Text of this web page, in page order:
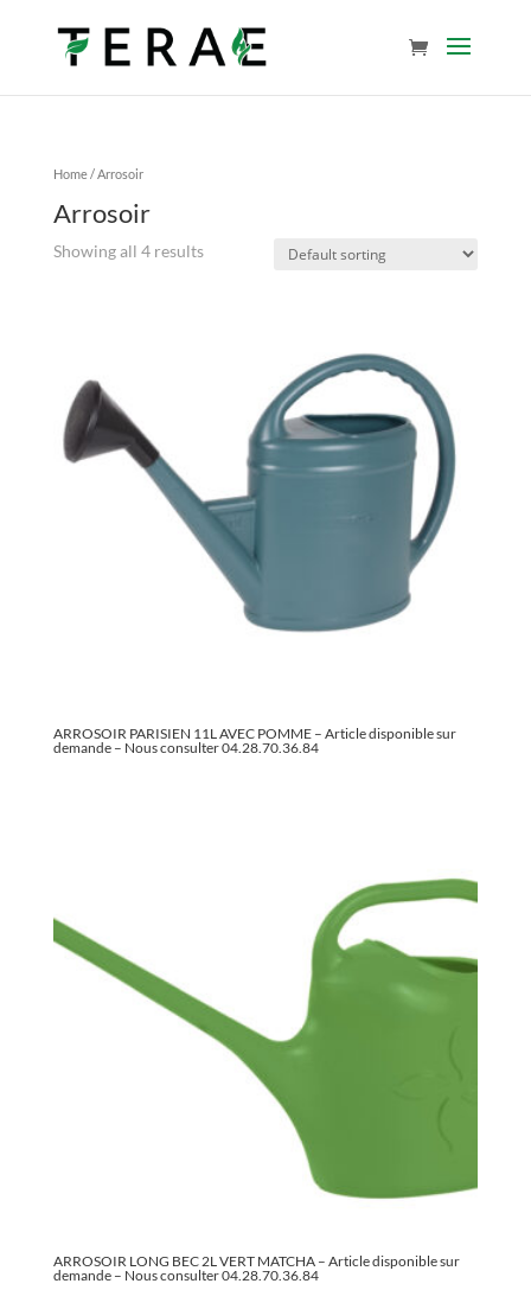
Home/ Arrosoir
Arrosoir
Showing all 4 results
ARROSOIR PARISIEN 11L AVEC POMME – Article disponible sur
demande – Nous consulter 04.28.70.36.84
ARROSOIR LONG BEC 2L VERT MATCHA – Article disponible sur
demande – Nous consulter 04.28.70.36.84